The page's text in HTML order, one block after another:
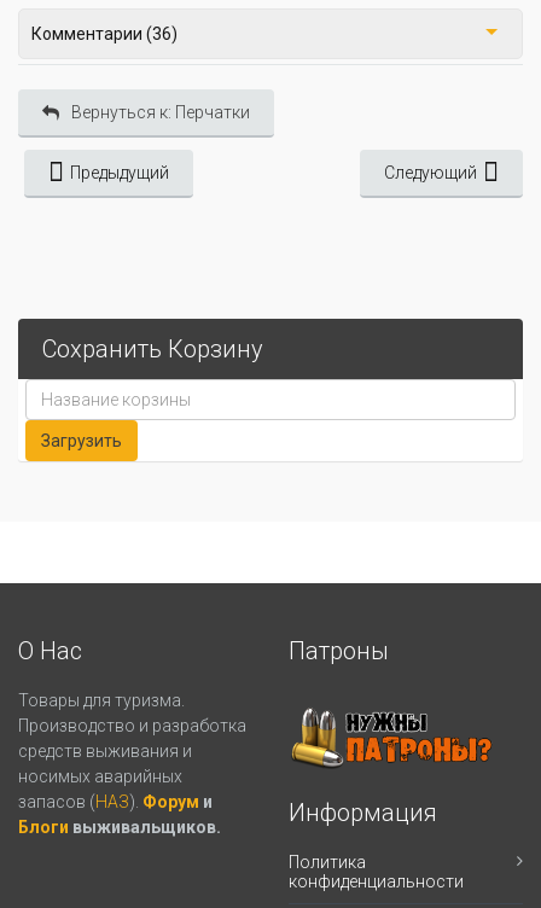
Комментарии (36)
Вернуться к: Перчатки
Предыдущий Следующий
Сохранить Корзину
О Нас
Товары для туризма.
Производство и разработка
средств выживания и
носимых аварийных
запасов (НАЗ). Форум и
Блоги выживальщиков.
Патроны
Информация
Политика
конфиденциальности